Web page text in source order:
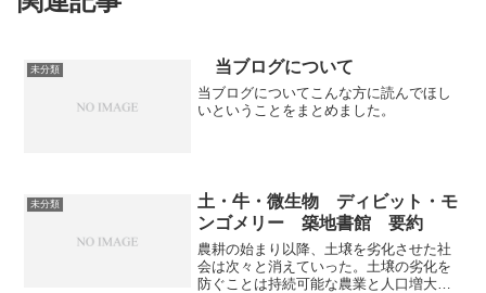
未分類 当ブログについて
当ブログについてこんな方に読んでほし
いということをまとめました。
未分類
土・牛・微生物 ディビット・モ
ンゴメリー 築地書館 要約
農耕の始まり以降、土壌を劣化させた社
会は次々と消えていった。土壌の劣化を
防ぐことは持続可能な農業と人口増大に